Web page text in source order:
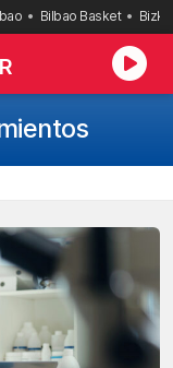
Bilbao Basket